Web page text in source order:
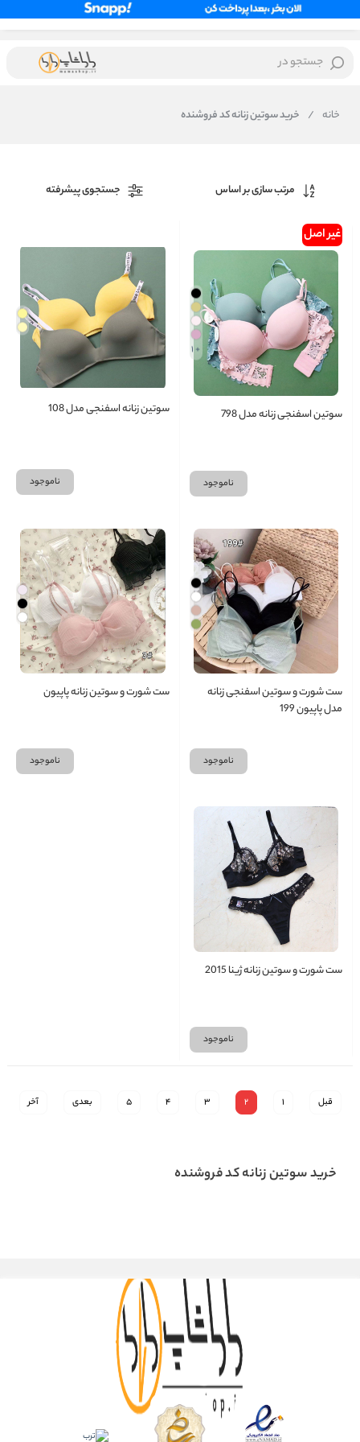
جستجو در
خانه / خرید سوتین زنانه کد فروشنده
مرتب سازی بر اساس جستجوی پیشرفته
غیر اصل
+ 1
سوتین اسفنجی زنانه مدل 798
ناموجود
سوتین زنانه اسفنجی مدل 108
ناموجود
ست شورت و سوتین اسفنجی زنانه
مدل پاپیون 199
ناموجود
ست شورت و سوتین زنانه پاپیون
ناموجود
ست شورت و سوتین زنانه ژینا 2015
ناموجود
قبل 1
2
3
4
5 بعدی آخر
خرید سوتین زنانه کد فروشنده